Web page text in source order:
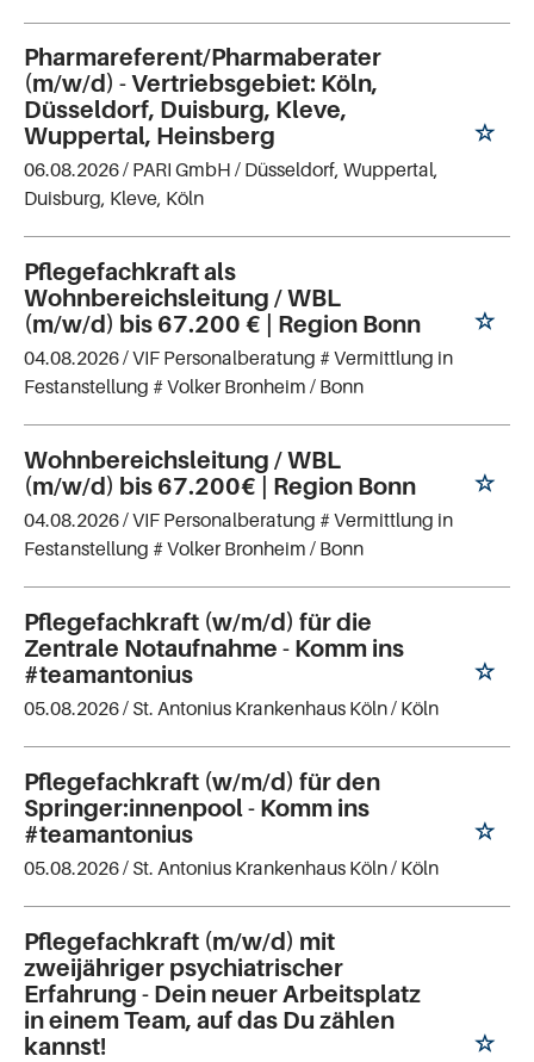
Pharmareferent/Pharmaberater
(m/w/d) - Vertriebsgebiet: Köln,
Düsseldorf, Duisburg, Kleve,
Wuppertal, Heinsberg
06.08.2026 / PARI GmbH / Düsseldorf, Wuppertal,
Duisburg, Kleve, Köln
Pflegefachkraft als
Wohnbereichsleitung / WBL
(m/w/d) bis 67.200 € | Region Bonn
04.08.2026 /VIF Personalberatung # Vermittlung in
Festanstellung # Volker Bronheim / Bonn
Wohnbereichsleitung / WBL
(m/w/d) bis 67.200€ | Region Bonn
04.08.2026 /VIF Personalberatung # Vermittlung in
Festanstellung # Volker Bronheim / Bonn
Pflegefachkraft (w/m/d) für die
Zentrale Notaufnahme - Komm ins
#teamantonius
05.08.2026 / St. Antonius Krankenhaus Köln/ Köln
Pflegefachkraft (w/m/d) für den
Springer:innenpool - Komm ins
#teamantonius
05.08.2026 / St. Antonius Krankenhaus Köln/ Köln
Pflegefachkraft (m/w/d) mit
zweijähriger psychiatrischer
Erfahrung - Dein neuer Arbeitsplatz
in einem Team, auf das Du zählen
kannst!